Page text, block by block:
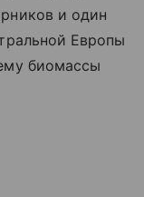
и один
Европы
биомассы